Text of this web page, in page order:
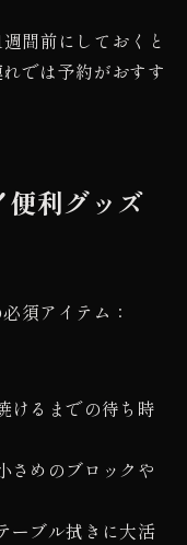
間前にしておくと
では予約がおすす
便利グッズ
須アイテム：
けるまでの待ち時
さめのブロックや
ーブル拭きに大活